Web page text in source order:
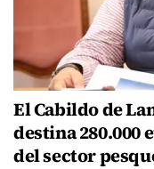
El Cabildo de
destina 280.000
del sector